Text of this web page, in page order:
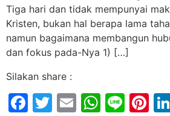
Tiga hari dan tidak mempunyai
Kristen, bukan hal berapa lama
namun bagaimana membangun
dan fokus pada-Nya 1) […]
Silakan share :
Facebook
Twitter
Email Line